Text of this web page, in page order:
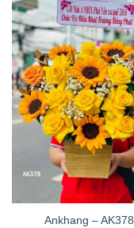
Ankhang – AK378